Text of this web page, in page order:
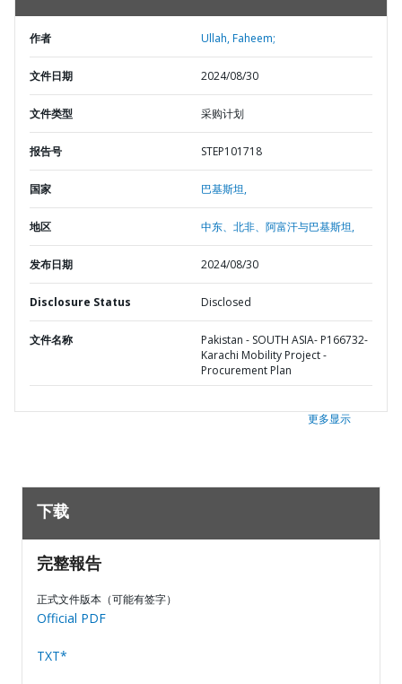
作者 Ullah, Faheem;
文件日期 2024/08/30
文件类型 采购计划
报告号 STEP101718
国家 巴基斯坦,
地区 中东、北非、阿富汗与巴基斯坦,
发布日期 2024/08/30
Disclosure Status Disclosed
文件名称
Pakistan - SOUTH ASIA- P166732-
Karachi Mobility Project -
Procurement Plan
更多显示
下载
完整報告
正式文件版本（可能有签字）
Official PDF
TXT*